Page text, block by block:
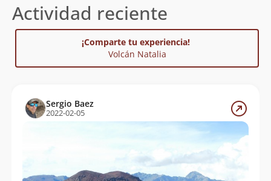
Actividad reciente
¡Comparte tu experiencia!
Volcán Natalia
Sergio Baez
2022-02-05